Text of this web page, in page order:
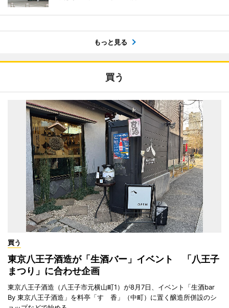
もっと見る
買う
買う
東京八王子酒造が「生酒バー」イベント 「八王子
まつり」に合わせ企画
東京八王子酒造（八王子市元横山町1）が8月7日、イベント「生酒bar
By 東京八王子酒造」を料亭「すゞ香」（中町）に置く醸造所併設のシ